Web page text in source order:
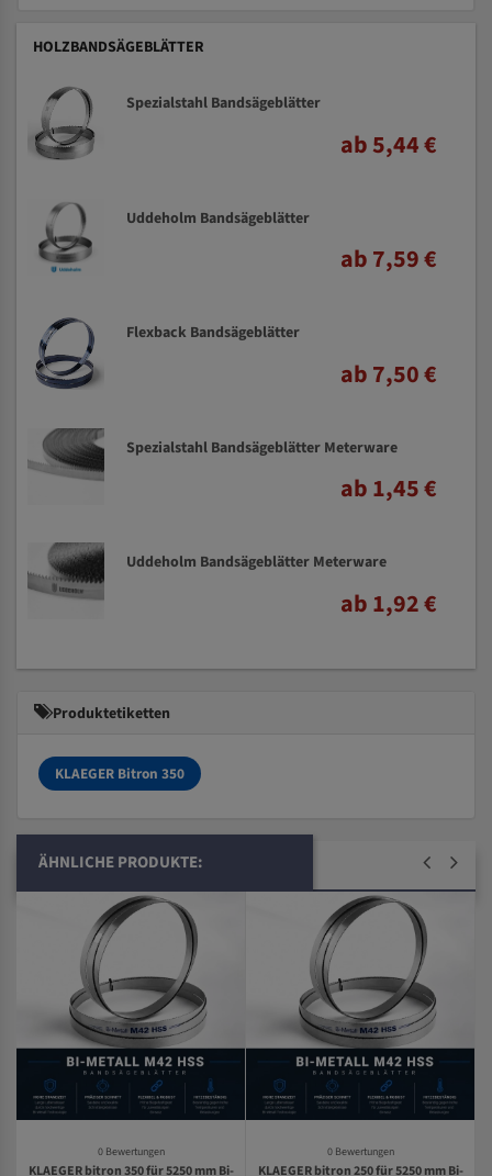
HOLZBANDSÄGEBLÄTTER
Spezialstahl Bandsägeblätter
ab 5,44 €
Uddeholm Bandsägeblätter
ab 7,59 €
Flexback Bandsägeblätter
ab 7,50 €
Spezialstahl Bandsägeblätter Meterware
ab 1,45 €
Uddeholm Bandsägeblätter Meterware
ab 1,92 €
Produktetiketten
KLAEGER Bitron 350
ÄHNLICHE PRODUKTE:
0 Bewertungen
KLAEGER bitron 350 für 5250 mm Bi-
0 Bewertungen
KLAEGER bitron 250 für 5250 mm Bi-